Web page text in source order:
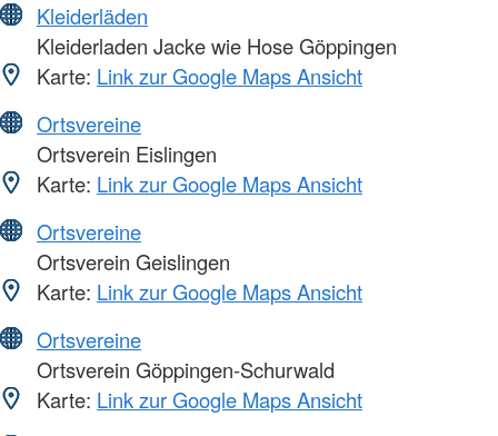
Kleiderläden
Kleiderladen Jacke wie Hose Göppingen
Karte: Link zur Google Maps Ansicht
Ortsvereine
Ortsverein Eislingen
Karte: Link zur Google Maps Ansicht
Ortsvereine
Ortsverein Geislingen
Karte: Link zur Google Maps Ansicht
Ortsvereine
Ortsverein Göppingen-Schurwald
Karte: Link zur Google Maps Ansicht